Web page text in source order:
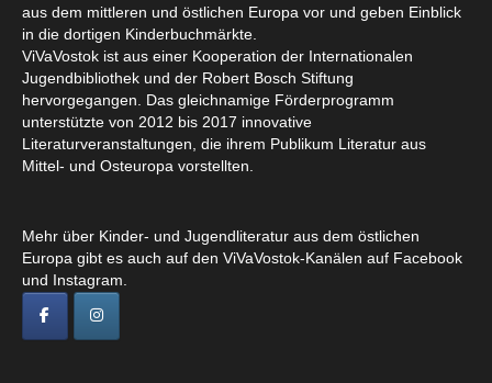
aus dem mittleren und östlichen Europa vor und geben Einblick
in die dortigen Kinderbuchmärkte.
ViVaVostok ist aus einer Kooperation der Internationalen
Jugendbibliothek und der Robert Bosch Stiftung
hervorgegangen. Das gleichnamige Förderprogramm
unterstützte von 2012 bis 2017 innovative
Literaturveranstaltungen, die ihrem Publikum Literatur aus
Mittel- und Osteuropa vorstellten.
Mehr über Kinder- und Jugendliteratur aus dem östlichen
Europa gibt es auch auf den ViVaVostok-Kanälen auf Facebook
und Instagram.